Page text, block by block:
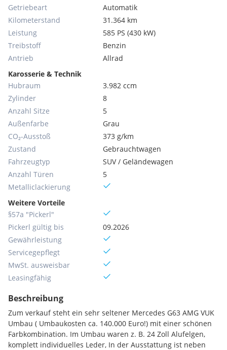
Getriebeart
Automatik
Kilometerstand
31.364 km
Leistung
585 PS (430 kW)
Treibstoff
Benzin
Antrieb
Allrad
Karosserie & Technik
Hubraum
3.982 ccm
Zylinder
8
Anzahl Sitze
5
Außenfarbe
Grau
CO₂-Ausstoß
373 g/km
Zustand
Gebrauchtwagen
Fahrzeugtyp
SUV / Geländewagen
Anzahl Türen
5
Metallic­lackierung
Weitere Vorteile
§57a "Pickerl"
Pickerl gültig bis
09.2026
Gewährleistung
Servicegepflegt
MwSt. ausweisbar
Leasingfähig
Beschreibung
Zum verkauf steht ein sehr seltener Mercedes G63 AMG VUK
Umbau ( Umbaukosten ca. 140.000 Euro!) mit einer schönen
Farbkombination. Im Umbau waren z. B. 24 Zoll Alufelgen,
komplett individuelles Leder, In der Ausstattung ist neben